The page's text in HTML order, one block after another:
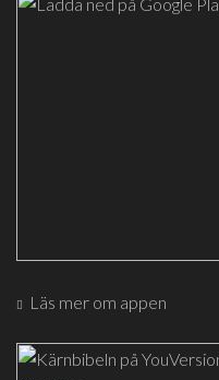
Läs mer om appen